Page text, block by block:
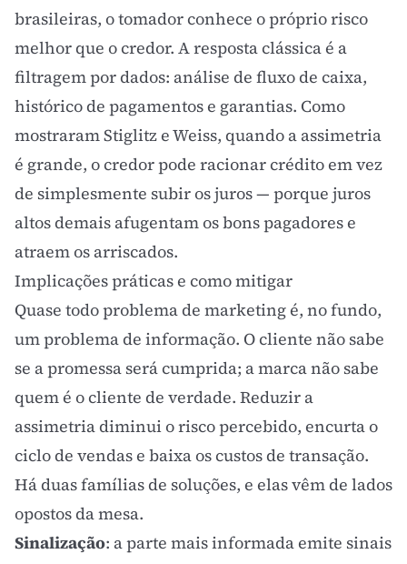
brasileiras, o tomador conhece o próprio risco
melhor que o credor. A resposta clássica é a
filtragem por dados: análise de fluxo de caixa,
histórico de pagamentos e garantias. Como
mostraram Stiglitz e Weiss, quando a assimetria
é grande, o credor pode racionar crédito em vez
de simplesmente subir os juros — porque juros
altos demais afugentam os bons pagadores e
atraem os arriscados.
Implicações práticas e como mitigar
Quase todo problema de marketing é, no fundo,
um problema de informação. O cliente não sabe
se a promessa será cumprida; a marca não sabe
quem é o cliente de verdade. Reduzir a
assimetria diminui orisco percebido, encurta o
ciclo de vendas e baixa oscustos de transação.
Há duas famílias de soluções, e elas vêm de lados
opostos da mesa.
Sinalização: a parte mais informada emite sinais